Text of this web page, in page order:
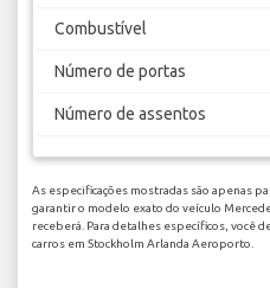
Combustível
Número de portas
Número de assentos
As especificações mostradas são apenas
garantir o modelo exato do veículo
receberá. Para detalhes específicos, você
carros em Stockholm Arlanda Aeroporto.